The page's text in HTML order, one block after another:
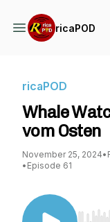
ricaPOD
ricaPOD
Whale
vom Osten
November 25, 2024•
• Episode 61